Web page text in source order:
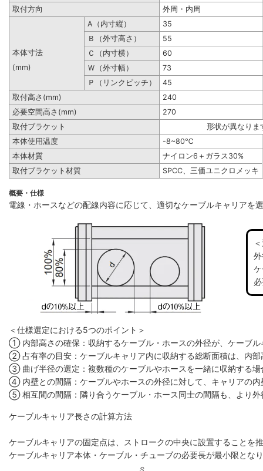
取付方向
外周・内周
A（内寸縦）
35
Ｂ（外寸高さ）
55
本体寸法
Ｃ（内寸横）
60
(mm)
Ｗ（外寸幅）
73
Ｐ（リンクピッチ）
45
取付高さ(mm)
240
必要空間高さ(mm)
270
取付ブラケット
形状が異なりま
本体使用温度
-8~80℃
本体材質
ナイロン6＋ガラス30%
取付ブラケット材質
SPCC、三価ユニクロメッキ
概要・仕様
電線・ホースなどの配線内容に応じて、適切なケーブルキャリアを
＜仕様選定における5つのポイント＞
① 内部高さの確保：収納するケーブル・ホースの外径が、ケーブ
② 占有率の目安：ケーブルキャリア内に収納する総断面積は、内
③ 曲げ半径の選定：複数種のケーブルやホースを一緒に収納する
④ 内壁との間隔：ケーブルやホースの外径に対して、キャリアの
⑤ 相互間の間隔：隣り合うケーブル・ホース同士の間隔も、より
ケーブルキャリア長さの計算方法
ケーブルキャリアの固定点は、ストロークの中央に設置することを
ケーブルキャリア本体・ケーブル・チューブの必要長が最小限とな